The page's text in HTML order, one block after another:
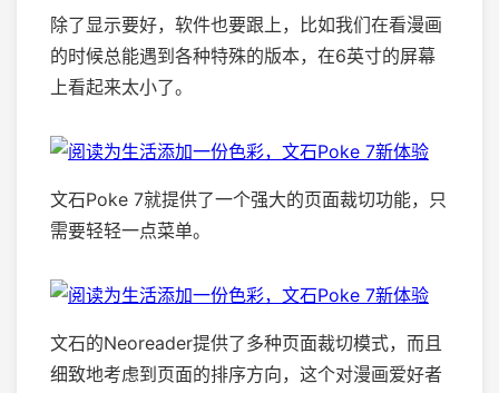
除了显示要好，软件也要跟上，比如我们在看漫画
的时候总能遇到各种特殊的版本，在6英寸的屏幕
上看起来太小了。
文石Poke 7就提供了一个强大的页面裁切功能，只
需要轻轻一点菜单。
文石的Neoreader提供了多种页面裁切模式，而且
细致地考虑到页面的排序方向，这个对漫画爱好者